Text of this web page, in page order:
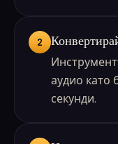
2
аудио като
секунди.